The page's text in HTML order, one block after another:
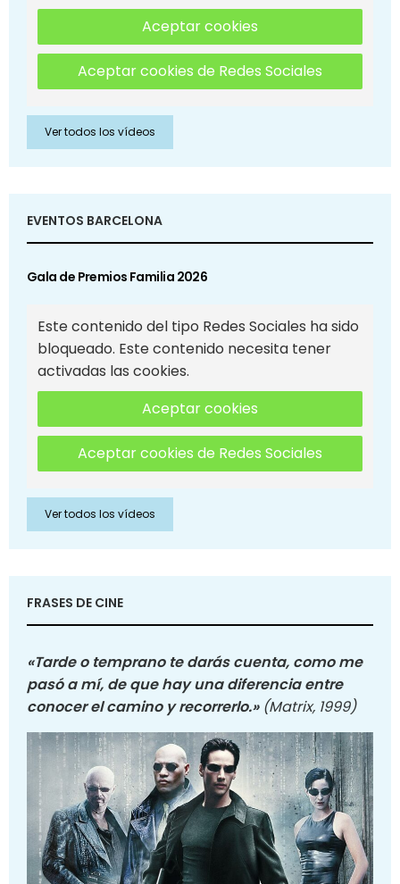
Aceptar cookies
Aceptar cookies de Redes Sociales
Ver todos los vídeos
EVENTOS BARCELONA
Gala de Premios Familia 2026
Este contenido del tipo Redes Sociales ha sido
bloqueado. Este contenido necesita tener
activadas las cookies.
Aceptar cookies
Aceptar cookies de Redes Sociales
Ver todos los vídeos
FRASES DE CINE
«Tarde o temprano te darás cuenta, como me
pasó a mí, de que hay una diferencia entre
conocer el camino y recorrerlo.» (Matrix, 1999)